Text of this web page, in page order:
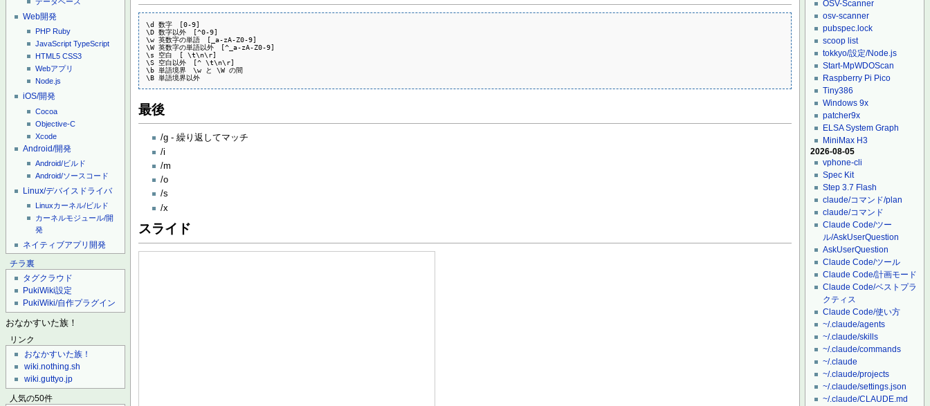
データベース
Web開発
PHP Ruby
JavaScript TypeScript
HTML5 CSS3
Webアプリ
Node.js
iOS/開発
Cocoa
Objective-C
Xcode
Android/開発
Android/ビルド
Android/ソースコード
Linux/デバイスドライバ
Linuxカーネル/ビルド
カーネルモジュール/開
発
ネイティブアプリ開発
チラ裏
タグクラウド
PukiWiki設定
PukiWiki/自作プラグイン
おなかすいた族！
リンク
おなかすいた族！
wiki.nothing.sh
wiki.guttyo.jp
人気の50件
\d 数字　[0-9]
\D 数字以外　[^0-9]
\w 英数字の単語　[_a-zA-Z0-9]
\W 英数字の単語以外　[^_a-zA-Z0-9]
\s 空白　[ \t\n\r]
\S 空白以外　[^ \t\n\r]
\b 単語境界　\w と \W の間
\B 単語境界以外
最後
/g - 繰り返してマッチ
/i
/m
/o
/s
/x
スライド
OSV-Scanner
osv-scanner
pubspec.lock
scoop list
tokkyo/設定/Node.js
Start-MpWDOScan
Raspberry Pi Pico
Tiny386
Windows 9x
patcher9x
ELSA System Graph
MiniMax H3
2026-08-05
vphone-cli
Spec Kit
Step 3.7 Flash
claude/コマンド/plan
claude/コマンド
Claude Code/ツー
ル/AskUserQuestion
AskUserQuestion
Claude Code/ツール
Claude Code/計画モード
Claude Code/ベストプラ
クティス
Claude Code/使い方
~/.claude/agents
~/.claude/skills
~/.claude/commands
~/.claude
~/.claude/projects
~/.claude/settings.json
~/.claude/CLAUDE.md